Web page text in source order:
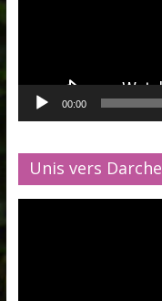
00:00
Unis vers Darche